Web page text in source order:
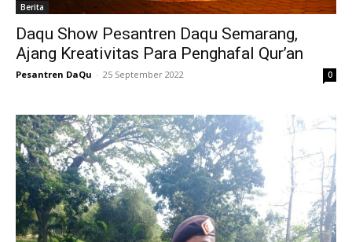
Berita
Daqu Show Pesantren Daqu Semarang,
Ajang Kreativitas Para Penghafal Qur’an
Pesantren DaQu - 25 September 2022 0